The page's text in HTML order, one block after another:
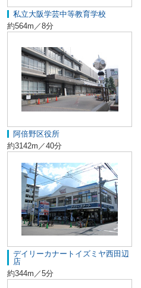
私立大阪学芸中等教育学校
約564m／8分
阿倍野区役所
約3142m／40分
デイリーカナートイズミヤ西田辺
店
約344m／5分